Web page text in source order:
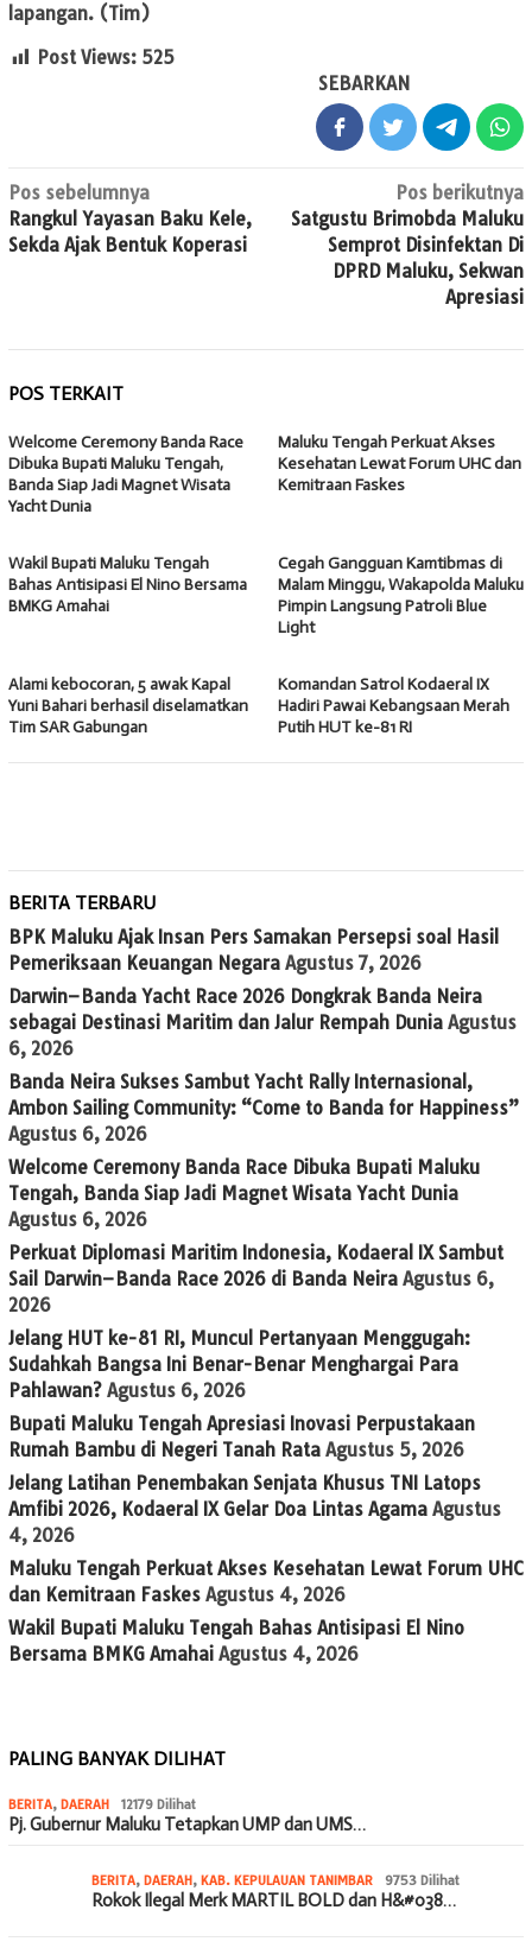
lapangan. (Tim)
Post Views: 525
SEBARKAN
Navigasi
pos
Pos sebelumnya
Rangkul Yayasan Baku Kele,
Sekda Ajak Bentuk Koperasi
Pos berikutnya
Satgustu Brimobda Maluku
Semprot Disinfektan Di
DPRD Maluku, Sekwan
Apresiasi
POS TERKAIT
Welcome Ceremony Banda Race
Dibuka Bupati Maluku Tengah,
Banda Siap Jadi Magnet Wisata
Yacht Dunia
Maluku Tengah Perkuat Akses
Kesehatan Lewat Forum UHC dan
Kemitraan Faskes
Wakil Bupati Maluku Tengah
Bahas Antisipasi El Nino Bersama
BMKG Amahai
Cegah Gangguan Kamtibmas di
Malam Minggu, Wakapolda Maluku
Pimpin Langsung Patroli Blue
Light
Alami kebocoran, 5 awak Kapal
Yuni Bahari berhasil diselamatkan
Tim SAR Gabungan
Komandan Satrol Kodaeral IX
Hadiri Pawai Kebangsaan Merah
Putih HUT ke-81 RI
BERITA TERBARU
BPK Maluku Ajak Insan Pers Samakan Persepsi soal Hasil
Pemeriksaan Keuangan Negara Agustus 7, 2026
Darwin–Banda Yacht Race 2026 Dongkrak Banda Neira
sebagai Destinasi Maritim dan Jalur Rempah Dunia Agustus
6, 2026
Banda Neira Sukses Sambut Yacht Rally Internasional,
Ambon Sailing Community: “Come to Banda for Happiness”
Agustus 6, 2026
Welcome Ceremony Banda Race Dibuka Bupati Maluku
Tengah, Banda Siap Jadi Magnet Wisata Yacht Dunia
Agustus 6, 2026
Perkuat Diplomasi Maritim Indonesia, Kodaeral IX Sambut
Sail Darwin–Banda Race 2026 di Banda Neira Agustus 6,
2026
Jelang HUT ke-81 RI, Muncul Pertanyaan Menggugah:
Sudahkah Bangsa Ini Benar-Benar Menghargai Para
Pahlawan? Agustus 6, 2026
Bupati Maluku Tengah Apresiasi Inovasi Perpustakaan
Rumah Bambu di Negeri Tanah Rata Agustus 5, 2026
Jelang Latihan Penembakan Senjata Khusus TNI Latops
Amfibi 2026, Kodaeral IX Gelar Doa Lintas Agama Agustus
4, 2026
Maluku Tengah Perkuat Akses Kesehatan Lewat Forum UHC
dan Kemitraan Faskes Agustus 4, 2026
Wakil Bupati Maluku Tengah Bahas Antisipasi El Nino
Bersama BMKG Amahai Agustus 4, 2026
PALING BANYAK DILIHAT
BERITA, DAERAH 12179 Dilihat
Pj. Gubernur Maluku Tetapkan UMP dan UMS…
BERITA, DAERAH, KAB. KEPULAUAN TANIMBAR 9753 Dilihat
Rokok Ilegal Merk MARTIL BOLD dan H&#038…